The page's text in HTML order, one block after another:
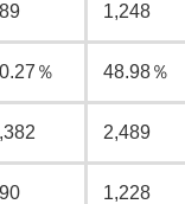
1,248
％ 48.98％
2,489
1,228